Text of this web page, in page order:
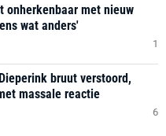
onherkenbaar met nieuw
wat anders'
1
bruut verstoord,
massale reactie
6